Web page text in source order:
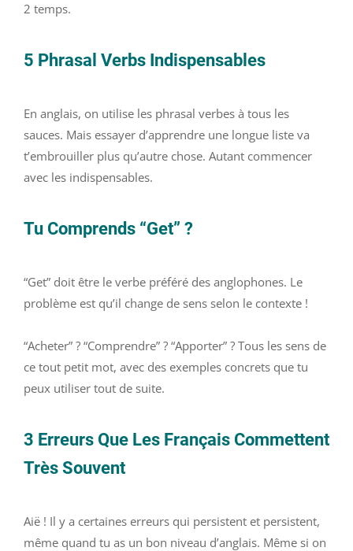
2 temps.
5 Phrasal Verbs Indispensables
En anglais, on utilise les phrasal verbes à tous les
sauces. Mais essayer d’apprendre une longue liste va
t’embrouiller plus qu’autre chose. Autant commencer
avec les indispensables.
Tu Comprends “Get” ?
“Get” doit être le verbe préféré des anglophones. Le
problème est qu’il change de sens selon le contexte !
“Acheter” ? “Comprendre” ? “Apporter” ? Tous les sens de
ce tout petit mot, avec des exemples concrets que tu
peux utiliser tout de suite.
3 Erreurs Que Les Français Commettent
Très Souvent
Aië ! Il y a certaines erreurs qui persistent et persistent,
même quand tu as un bon niveau d’anglais. Même si on